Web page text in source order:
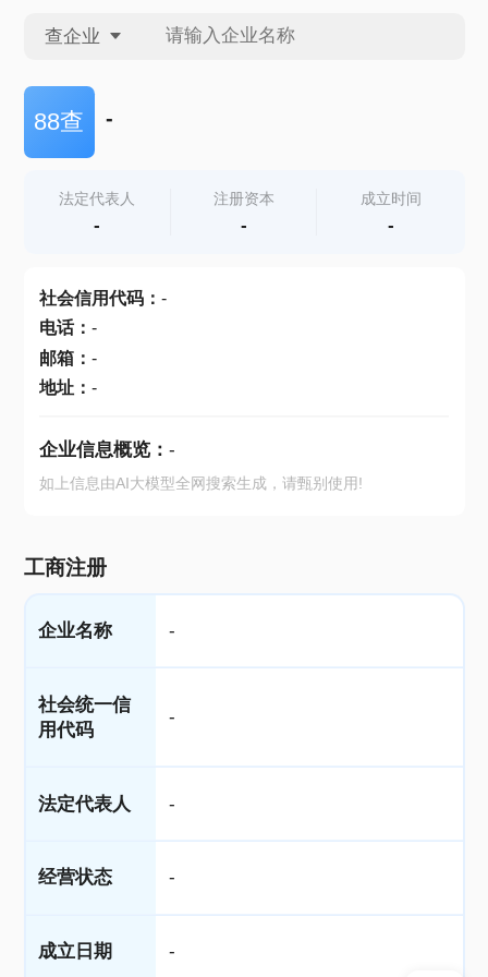
查企业
查企业
查产地
88查 -
法定代表人
-
注册资本
-
成立时间
-
社会信用代码： -
电话： -
邮箱： -
地址： -
企业信息概览： -
如上信息由AI大模型全网搜索生成，请甄别使用!
工商注册
企业名称 -
社会统一信
用代码
-
法定代表人 -
经营状态 -
成立日期 -